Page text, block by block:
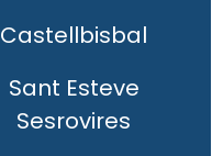
Castellbisbal
Sant Esteve
Sesrovires